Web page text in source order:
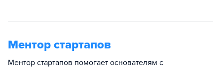
Ментор стартапов
Ментор стартапов помогает основателям с